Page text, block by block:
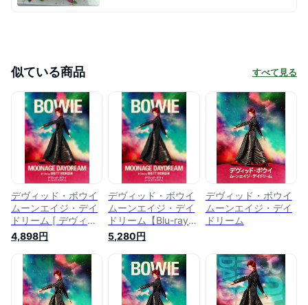
似ている商品 すべて見る
デヴィッド・ボウイ
ムーンエイジ・デイ
ドリーム [ デヴィッ
ド・ボウイ ]
4,898円
デヴィッド・ボウイ
ムーンエイジ・デイ
ドリーム【Blu-ray】
[ デヴィッド・ボウ
イ ]
5,280円
デヴィッド・ボウイ
ムーンエイジ・デイ
ドリーム